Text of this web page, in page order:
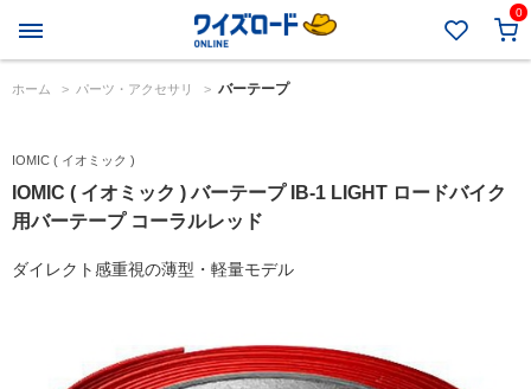
0
ホーム > パーツ・アクセサリ > バーテープ
IOMIC ( イオミック )
IOMIC ( イオミック ) バーテープ IB-1 LIGHT ロードバイク
用バーテープ コーラルレッド
ダイレクト感重視の薄型・軽量モデル